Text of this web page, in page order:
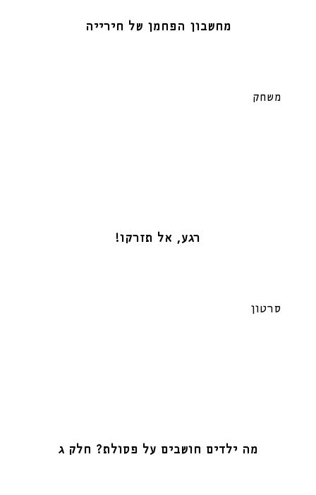
מחשבון הפחמן של חירייה
משחק
רגע, אל תזרקו!
סרטון
מה ילדים חושבים על פסולת? חלק ג